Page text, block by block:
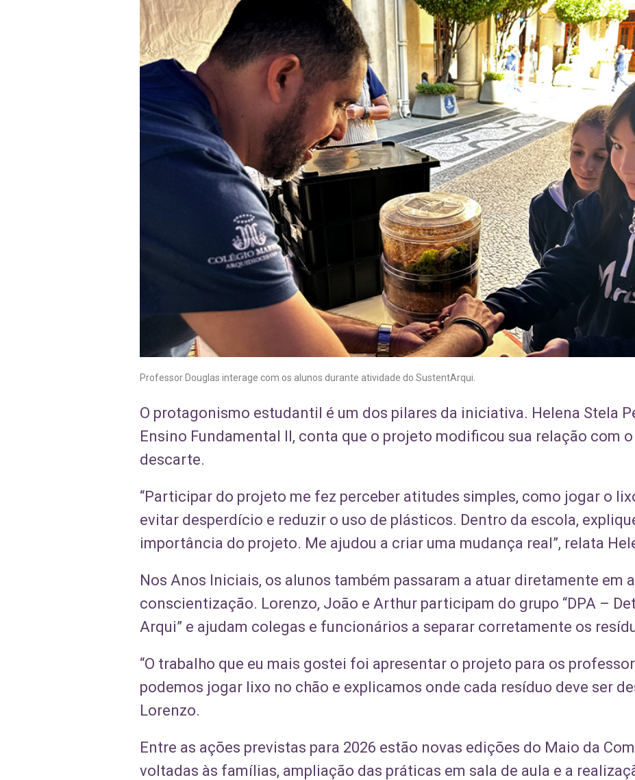
Professor Douglas interage com os alunos durante atividade do SustentArqui.
O protagonismo estudantil é um dos pilares da iniciativa. Helena Stela
Ensino Fundamental II, conta que o projeto modificou sua relação com
descarte.
“Participar do projeto me fez perceber atitudes simples, como jogar o
evitar desperdício e reduzir o uso de plásticos. Dentro da escola,
importância do projeto. Me ajudou a criar uma mudança real”, relata
Nos Anos Iniciais, os alunos também passaram a atuar diretamente em
conscientização. Lorenzo, João e Arthur participam do grupo “DPA –
Arqui” e ajudam colegas e funcionários a separar corretamente os
“O trabalho que eu mais gostei foi apresentar o projeto para os
podemos jogar lixo no chão e explicamos onde cada resíduo deve ser
Lorenzo.
Entre as ações previstas para 2026 estão novas edições do Maio da
voltadas às famílias, ampliação das práticas em sala de aula e a